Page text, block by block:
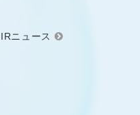
IRニュース